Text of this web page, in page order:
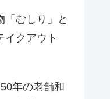
「むしり」と
イクアウト
年の老舗和